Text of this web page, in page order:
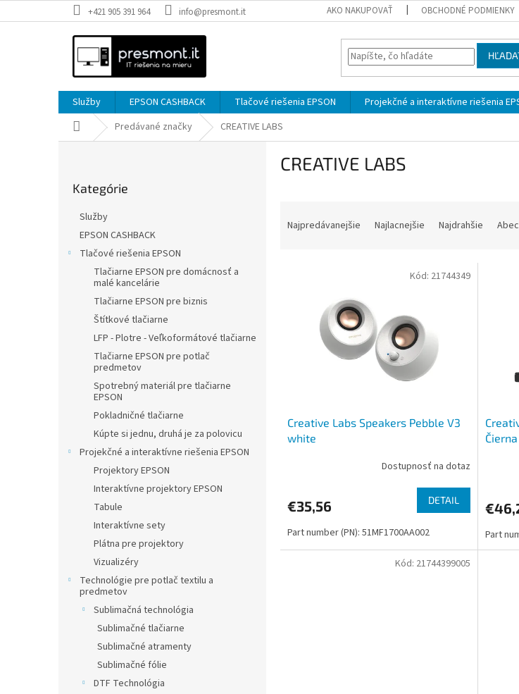
na
+421 905 391 964 info@presmont.it AKO NAKUPOVAŤ OBCHODNÉ PODMIENKY
Služby EPSON CASHBACK Tlačové riešenia EPSON Projekčné a interaktívne riešenia
DomovPredávané značky CREATIVE LABS
kategórie
Kategórie
Služby
EPSON CASHBACK
Tlačové riešenia EPSON
Tlačiarne EPSON pre domácnosť a
malé kancelárie
Tlačiarne EPSON pre biznis
Štítkové tlačiarne
LFP - Plotre - Veľkoformátové tlačiarne
Tlačiarne EPSON pre potlač
predmetov
Spotrebný materiál pre tlačiarne
EPSON
Pokladničné tlačiarne
Kúpte si jednu, druhá je za polovicu
Projekčné a interaktívne riešenia EPSON
Projektory EPSON
Interaktívne projektory EPSON
Tabule
Interaktívne sety
Plátna pre projektory
Vizualizéry
Technológie pre potlač textilu a
predmetov
Sublimačná technológia
Sublimačné tlačiarne
Sublimačné atramenty
Sublimačné fólie
DTF Technológia
CREATIVE LABS
Najpredávanejšie Najlacnejšie Najdrahšie
Creative Labs Speakers Pebble V3
white
Dostupnosť na dotaz
€35,56 DETAIL
Part number (PN): 51MF1700AA002
Kód: 21744349
Čierna
Part
Kód: 21744399005